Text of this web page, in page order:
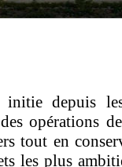
depuis
opérations
tout en
les plus